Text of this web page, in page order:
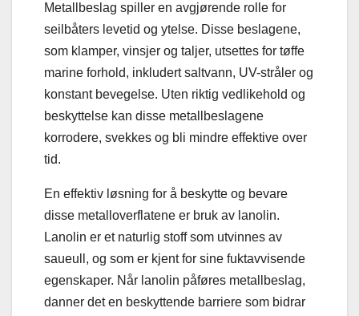
Metallbeslag spiller en avgjørende rolle for
seilbåters levetid og ytelse. Disse beslagene,
som klamper, vinsjer og taljer, utsettes for tøffe
marine forhold, inkludert saltvann, UV-stråler og
konstant bevegelse. Uten riktig vedlikehold og
beskyttelse kan disse metallbeslagene
korrodere, svekkes og bli mindre effektive over
tid.
En effektiv løsning for å beskytte og bevare
disse metalloverflatene er bruk av lanolin.
Lanolin er et naturlig stoff som utvinnes av
saueull, og som er kjent for sine fuktavvisende
egenskaper. Når lanolin påføres metallbeslag,
danner det en beskyttende barriere som bidrar